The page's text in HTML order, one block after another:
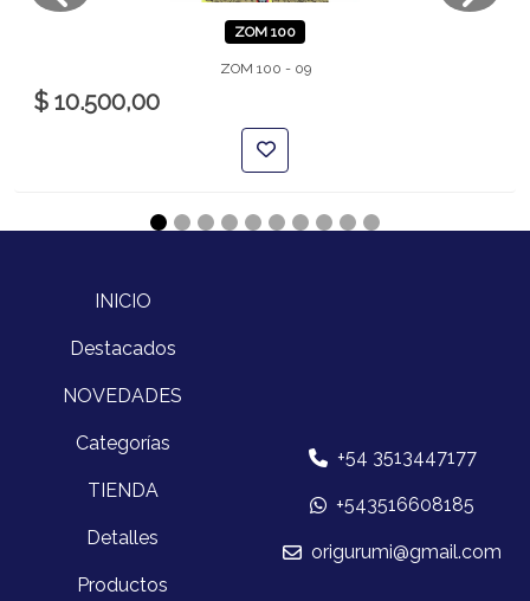
ZOM 100
ZOM 100 - 09
$ 10.500,00
INICIO
Destacados
NOVEDADES
Categorías
TIENDA
Detalles
Productos
+54 3513447177
+543516608185
origurumi@gmail.com